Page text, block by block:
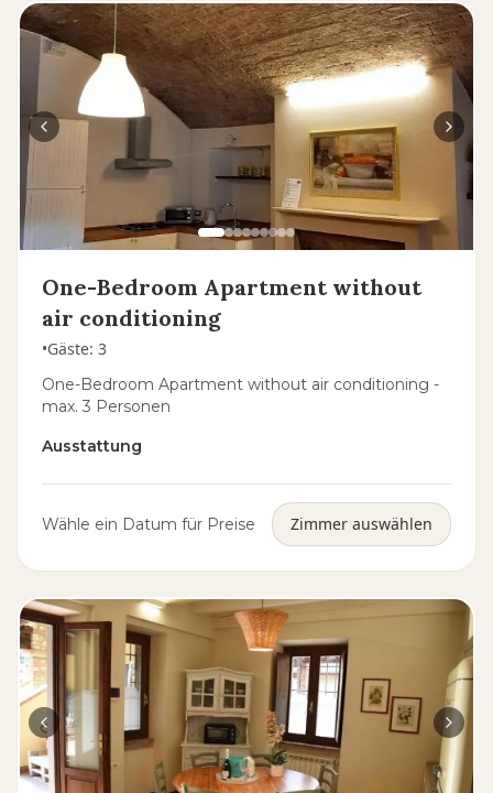
One-Bedroom Apartment without
air conditioning
•Gäste: 3
One-Bedroom Apartment without air conditioning -
max. 3 Personen
Ausstattung
Wähle ein Datum für Preise Zimmer auswählen